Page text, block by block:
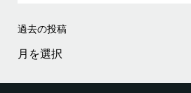
過去の投稿
過
去
投